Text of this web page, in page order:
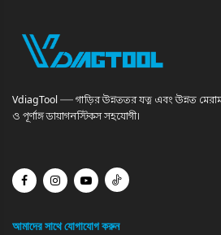
VdiagTool — গাড়ির উন্নততর যত্ন এবং উন্নত
ও পূর্ণাঙ্গ ডায়াগনস্টিকস সহযোগী।
আমাদের সাথে যোগাযোগ করুন